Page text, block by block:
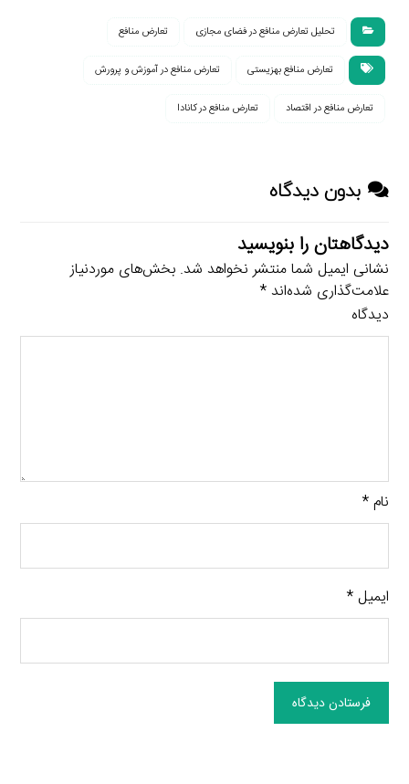
تحلیل تعارض منافع در فضای مجازی تعارض منافع
تعارض منافع بهزیستی تعارض منافع در آموزش و پرورش
تعارض منافع در اقتصاد تعارض منافع در کانادا
بدون دیدگاه
دیدگاهتان را بنویسید
نشانی ایمیل شما منتشر نخواهد شد. بخش‌های موردنیاز
علامت‌گذاری شده‌اند*
دیدگاه
نام*
ایمیل*
فرستادن دیدگاه